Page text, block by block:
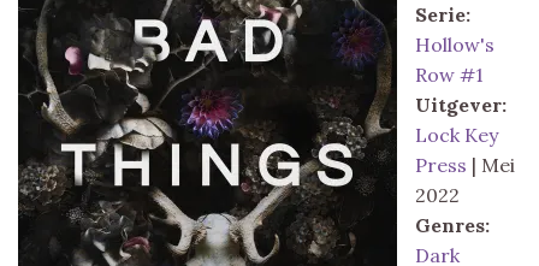
Serie:
Hollow's
Row #1
Uitgever:
Lock Key
Press | Mei
2022
Genres:
Dark